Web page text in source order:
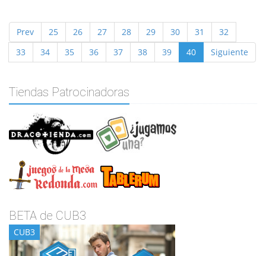
Prev 25 26 27 28 29 30 31
32
33
34 35 36 37 38 39 40 Siguiente
Tiendas Patrocinadoras
BETA de CUB3
CUB3